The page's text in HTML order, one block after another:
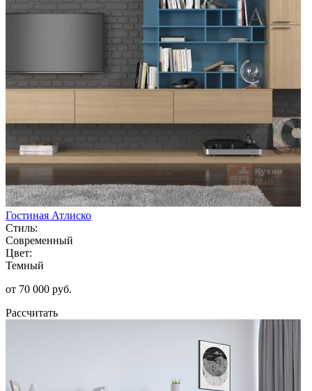
Гостиная Атлиско
Стиль:
Современный
Цвет:
Темный
от 70 000 руб.
Рассчитать